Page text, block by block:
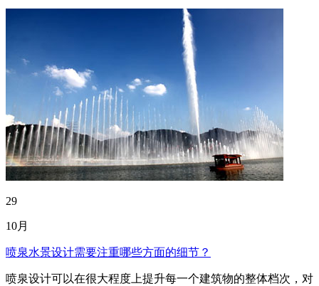
29
10月
喷泉水景设计需要注重哪些方面的细节？
喷泉设计可以在很大程度上提升每一个建筑物的整体档次，对